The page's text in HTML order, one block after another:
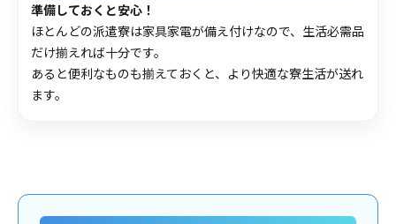
準備しておくと安心！
ほとんどの派遣寮は家具家電が備え付けなので、生活必需品
だけ揃えれば十分です。
あると便利なものも揃えておくと、より快適な寮生活が送れ
ます。